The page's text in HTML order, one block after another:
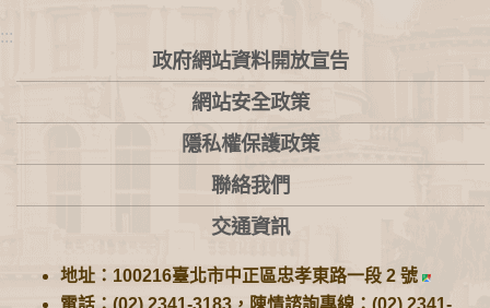
:::
政府網站資料開放宣告
網站安全政策
隱私權保護政策
聯絡我們
交通資訊
地址：100216臺北市中正區忠孝東路一段 2 號